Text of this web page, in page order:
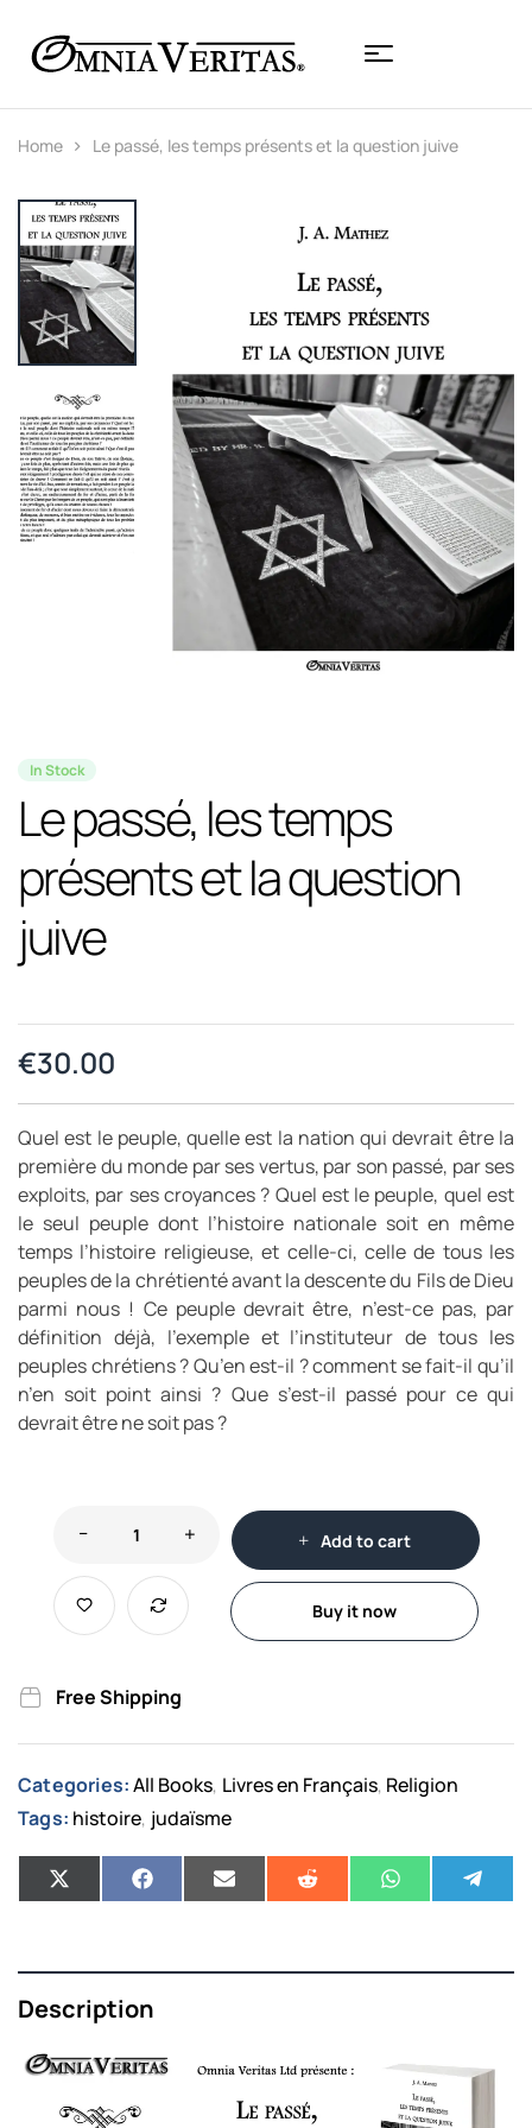
Home Le passé, les temps présents et la question juive
In Stock
Le passé, les temps
présents et la question
juive
€30.00
Quel est le peuple, quelle est la nation qui devrait être la
première du monde par ses vertus, par son passé, par ses
exploits, par ses croyances ? Quel est le peuple, quel est
le seul peuple dont l’histoire nationale soit en même
temps l’histoire religieuse, et celle-ci, celle de tous les
peuples de la chrétienté avant la descente du Fils de Dieu
parmi nous ! Ce peuple devrait être, n’est-ce pas, par
définition déjà, l’exemple et l’instituteur de tous les
peuples chrétiens ? Qu’en est-il ? comment se fait-il qu’il
n’en soit point ainsi ? Que s’est-il passé pour ce qui
devrait être ne soit pas ?
Add to cart
Buy it now
Free Shipping
Categories: All Books, Livres en Français, Religion
Tags: histoire, judaïsme
Description